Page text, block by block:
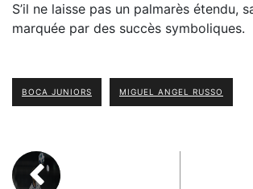
S’il ne laisse pas un palmarès étendu,
marquée par des succès symboliques.
BOCA JUNIORS MIGUEL ANGEL RUSSO